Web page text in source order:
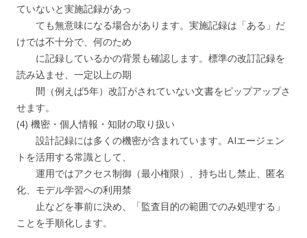
ていないと実施記録があっ
ても無意味になる場合があります。実施記録は「ある」だ
けでは不十分で、何のため
に記録しているかの背景も確認します。標準の改訂記録を
読み込ませ、一定以上の期
間（例えば5年）改訂がされていない文書をピップアップさ
せます。
(4) 機密・個人情報・知財の取り扱い
設計記録には多くの機密が含まれています。AIエージェン
トを活用する常識として、
運用ではアクセス制御（最小権限）、持ち出し禁止、匿名
化、モデル学習への利用禁
止などを事前に決め、「監査目的の範囲でのみ処理する」
ことを手順化します。